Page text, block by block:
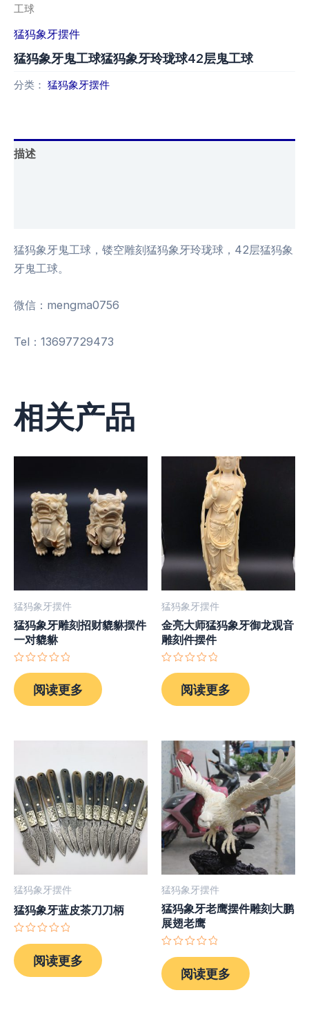
工球
猛犸象牙摆件
猛犸象牙鬼工球猛犸象牙玲珑球42层鬼工球
分类： 猛犸象牙摆件
描述
猛犸象牙鬼工球，镂空雕刻猛犸象牙玲珑球，42层猛犸象
牙鬼工球。
微信：mengma0756
Tel：13697729473
相关产品
猛犸象牙摆件
猛犸象牙雕刻招财貔貅摆件
一对貔貅
评
分
0
&sol;
阅读更多
猛犸象牙摆件
金亮大师猛犸象牙御龙观音
雕刻件摆件
评
分
0
&sol;
阅读更多
猛犸象牙摆件
猛犸象牙蓝皮茶刀刀柄
分
0
&sol;
阅读更多
猛犸象牙摆件
猛犸象牙老鹰摆件雕刻大鹏
展翅老鹰
分
0
&sol;
阅读更多